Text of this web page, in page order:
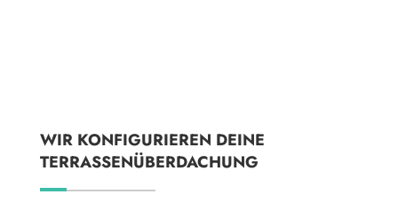
WIR KONFIGURIEREN DEINE
TERRASSENÜBERDACHUNG